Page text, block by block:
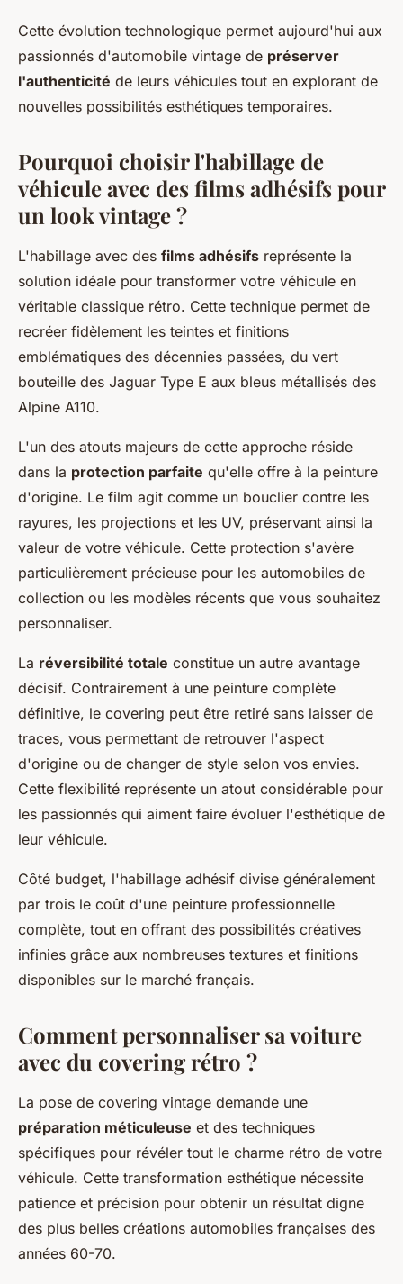
Cette évolution technologique permet aujourd'hui aux
passionnés d'automobile vintage de préserver
l'authenticité de leurs véhicules tout en explorant de
nouvelles possibilités esthétiques temporaires.
Pourquoi choisir l'habillage de
véhicule avec des films adhésifs pour
un look vintage ?
L'habillage avec des films adhésifs représente la
solution idéale pour transformer votre véhicule en
véritable classique rétro. Cette technique permet de
recréer fidèlement les teintes et finitions
emblématiques des décennies passées, du vert
bouteille des Jaguar Type E aux bleus métallisés des
Alpine A110.
L'un des atouts majeurs de cette approche réside
dans la protection parfaite qu'elle offre à la peinture
d'origine. Le film agit comme un bouclier contre les
rayures, les projections et les UV, préservant ainsi la
valeur de votre véhicule. Cette protection s'avère
particulièrement précieuse pour les automobiles de
collection ou les modèles récents que vous souhaitez
personnaliser.
La réversibilité totale constitue un autre avantage
décisif. Contrairement à une peinture complète
définitive, le covering peut être retiré sans laisser de
traces, vous permettant de retrouver l'aspect
d'origine ou de changer de style selon vos envies.
Cette flexibilité représente un atout considérable pour
les passionnés qui aiment faire évoluer l'esthétique de
leur véhicule.
Côté budget, l'habillage adhésif divise généralement
par trois le coût d'une peinture professionnelle
complète, tout en offrant des possibilités créatives
infinies grâce aux nombreuses textures et finitions
disponibles sur le marché français.
Comment personnaliser sa voiture
avec du covering rétro ?
La pose de covering vintage demande une
préparation méticuleuse et des techniques
spécifiques pour révéler tout le charme rétro de votre
véhicule. Cette transformation esthétique nécessite
patience et précision pour obtenir un résultat digne
des plus belles créations automobiles françaises des
années 60-70.